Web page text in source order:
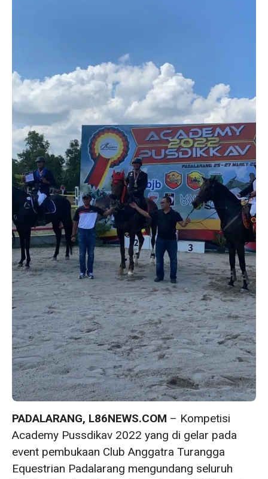
PADALARANG, L86NEWS.COM – Kompetisi
Academy Pussdikav 2022 yang di gelar pada
event pembukaan Club Anggatra Turangga
Equestrian Padalarang mengundang seluruh